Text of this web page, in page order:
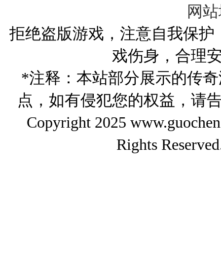
网
拒绝盗版游戏，注意自我保
戏伤身，合理
*注释：本站部分展示的传
点，如有侵犯您的权益，请
Copyright 2025
Rights